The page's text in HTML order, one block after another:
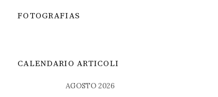
FOTOGRAFIAS
CALENDARIO ARTICOLI
AGOSTO 2026